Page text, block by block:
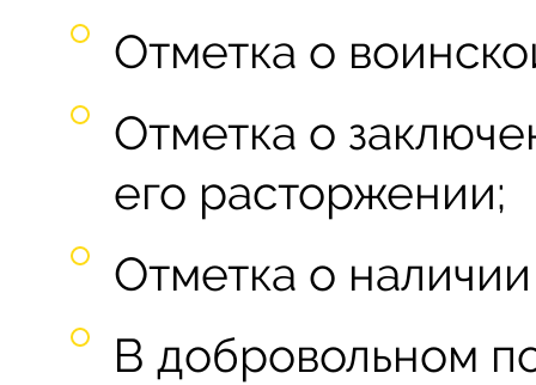
Отметка о
Отметка о
его расторжении;
Отметка о
В добровольном